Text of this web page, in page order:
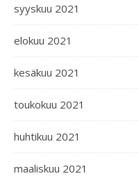
syyskuu 2021
elokuu 2021
kesäkuu 2021
toukokuu 2021
huhtikuu 2021
maaliskuu 2021